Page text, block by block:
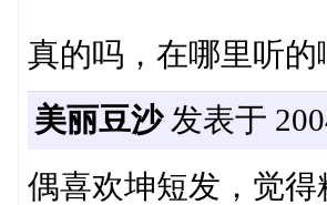
真的吗，在哪里听的
美丽豆沙发表于
偶喜欢坤短发，觉